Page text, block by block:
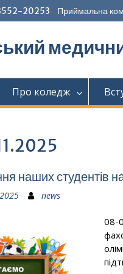
20253 Приймальна
Про коледж
наших студентів
news
08-